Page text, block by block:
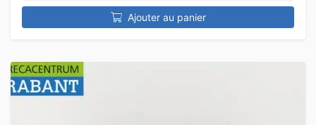
Ajouter au panier